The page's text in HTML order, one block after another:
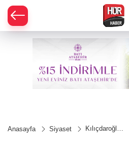
Anasayfa Siyaset
Kılıçdaroğlu